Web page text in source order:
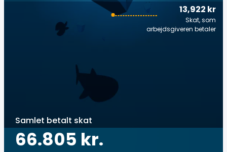
13,922 kr
Skat, som
arbejdsgiveren betaler
Samlet betalt skat
66.805 kr.